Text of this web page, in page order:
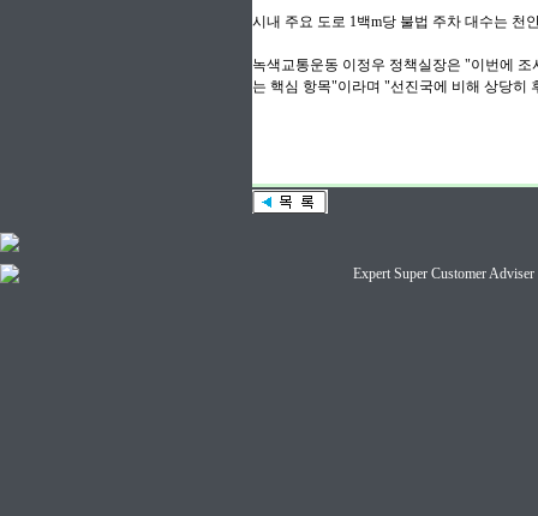
시내 주요 도로 1백m당 불법 주차 대수는 천
녹색교통운동 이정우 정책실장은 "이번에
는 핵심 항목"이라며 "선진국에 비해 상당히
Expert Super Customer